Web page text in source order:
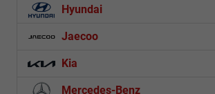
Hyundai
Jaecoo
Kia
Mercedes-Benz